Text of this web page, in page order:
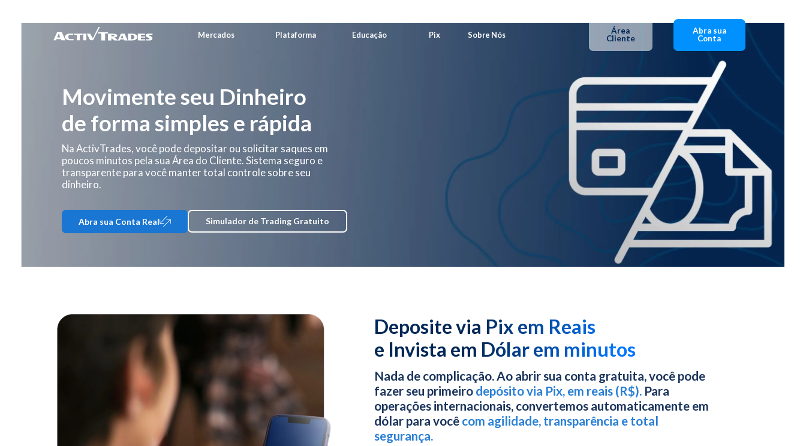
Mercados Plataforma Educação Pix Sobre Nós
Área
Cliente
Abra sua
Conta
Abra sua Conta
Movimente seu Dinheiro
de forma simples e rápida
Na ActivTrades, você pode depositar ou solicitar saques em
poucos minutos pela sua Área do Cliente. Sistema seguro e
transparente para você manter total controle sobre seu
dinheiro.
Abra sua Conta Real Simulador de Trading Gratuito
Deposite via Pix em Reais
e Invista em Dólar em minutos
Nada de complicação. Ao abrir sua conta gratuita, você pode
fazer seu primeiro depósito via Pix, em reais (R$).Para
operações internacionais, convertemos automaticamente em
dólar para você com agilidade, transparência e total
segurança.